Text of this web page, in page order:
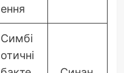
ення
Симбі
отичні